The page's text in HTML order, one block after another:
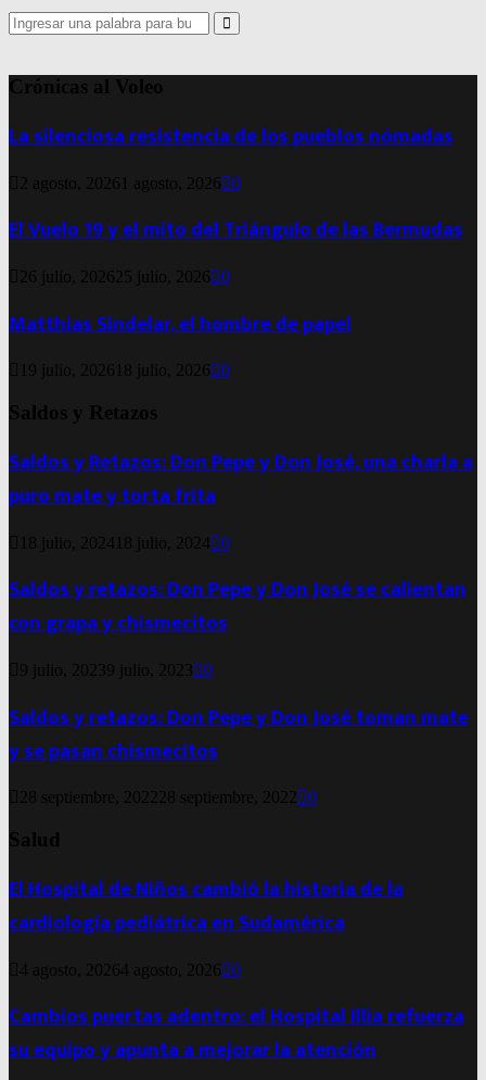
Search
for:
Search
Crónicas al Voleo
La silenciosa resistencia de los pueblos nómadas
2 agosto, 2026 1 agosto, 2026 0
El Vuelo 19 y el mito del Triángulo de las Bermudas
26 julio, 2026 25 julio, 2026 0
Matthias Sindelar, el hombre de papel
19 julio, 2026 18 julio, 2026 0
Saldos y Retazos
Saldos y Retazos: Don Pepe y Don José, una charla a
puro mate y torta frita
18 julio, 2024 18 julio, 2024 0
Saldos y retazos: Don Pepe y Don José se calientan
con grapa y chismecitos
9 julio, 20239 julio, 2023 0
Saldos y retazos: Don Pepe y Don José toman mate
y se pasan chismecitos
28 septiembre, 202228 septiembre, 2022 0
Salud
El Hospital de Niños cambió la historia de la
cardiología pediátrica en Sudamérica
4 agosto, 20264 agosto, 2026 0
Cambios puertas adentro: el Hospital Illia refuerza
su equipo y apunta a mejorar la atención